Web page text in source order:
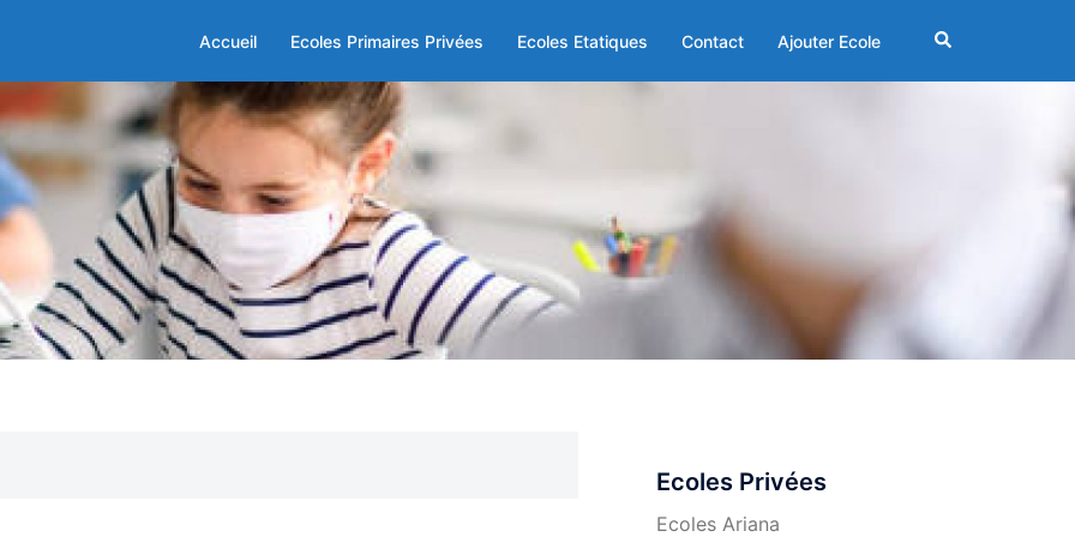
Accueil Ecoles Primaires Privées Ecoles Etatiques Contact Ajouter Ecole Rechercher
Ecoles Privées
Ecoles Ariana